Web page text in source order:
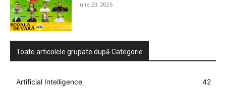
iulie 23, 2026
Toate articolele grupate după Categorie
Artificial Intelligence
42